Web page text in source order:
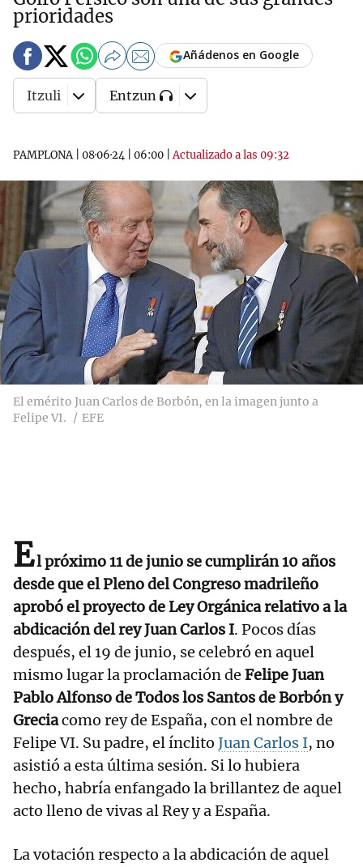
prioridades
PAMPLONA| 08·06·24 06:00 |Actualizado a las 09:32
Añádenos en Google
Itzuli Entzun
El emérito Juan Carlos de Borbón, en la imagen junto a
Felipe VI.
EFE
El próximo 11 de junio se cumplirán 10 años
desde que el Pleno del Congreso madrileño
aprobó el proyecto de Ley Orgánica relativo a la
abdicación del rey Juan Carlos I. Pocos días
después, el 19 de junio, se celebró en aquel
mismo lugar la proclamación de Felipe Juan
Pablo Alfonso de Todos los Santos de Borbón y
Greciacomo rey de España, con el nombre de
Felipe VI. Su padre, el ínclito Juan Carlos I, no
asistió a esta última sesión. Si lo hubiera
hecho, habría enfangado la brillantez de aquel
acto lleno de vivas al Rey y a España.
La votación respecto a la abdicación de aquel